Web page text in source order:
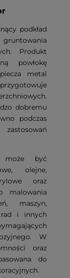
podkład
Produkt
powłokę
metal
dobremu
podczas
może być
olejne,
oraz
malowania
maszyn,
i innych
W
oraz
do